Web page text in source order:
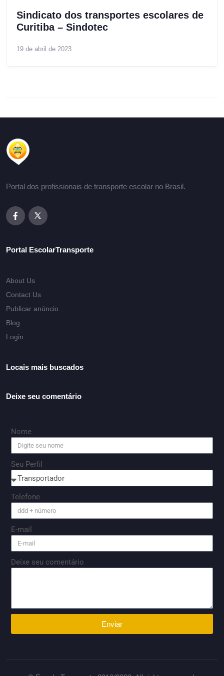
Sindicato dos transportes escolares de
Curitiba – Sindotec
19 de abril de 2023
Portal dos profissionais de transporte escolar no Brasil.
Portal EscolarTransporte
About Us
Contact Us
Publicar anúncio
Blog
Login
Locais mais buscados
Deixe seu comentário
Nome
Seu Perfil
Telefone
E-mail
Deixe seu comentário
Enviar